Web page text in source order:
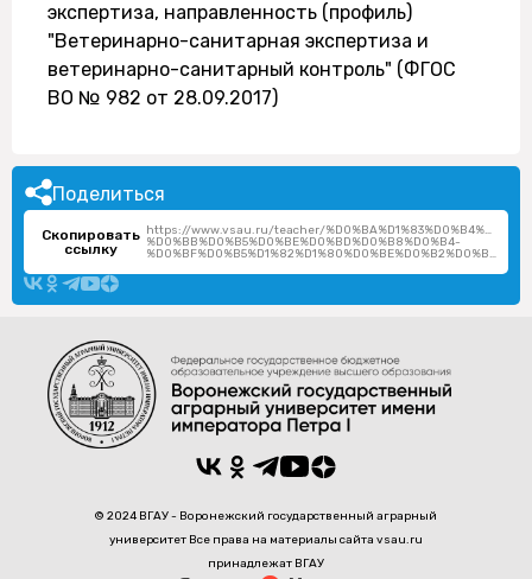
экспертиза, направленность (профиль)
"Ветеринарно-санитарная экспертиза и
ветеринарно-санитарный контроль" (ФГОС
ВО № 982 от 28.09.2017)
Поделиться
Скопировать
ссылку
https://www.vsau.ru/teacher/
%D0%BB%D0%B5%D0%BE%D0%BD%D0%B8%D0%B4-
%D0%BF%D0%B5%D1%82%D1%80%D0%BE%D0%B2%D0%B8%D1%87/
© 2024 ВГАУ - Воронежский государственный аграрный
университет Все права на материалы сайта vsau.ru
принадлежат ВГАУ